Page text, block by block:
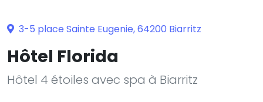
3-5 place Sainte Eugenie, 64200 Biarritz
Hôtel Florida
Hôtel 4 étoiles avec spa à Biarritz